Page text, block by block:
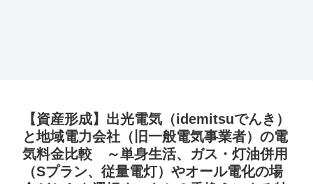
【資産形成】出光電気（idemitsuでんき）
と地域電力会社（旧一般電気事業者）の電
気料金比較 ～単身生活、ガス・灯油併用
（Sプラン、従量電灯）やオール電化の場